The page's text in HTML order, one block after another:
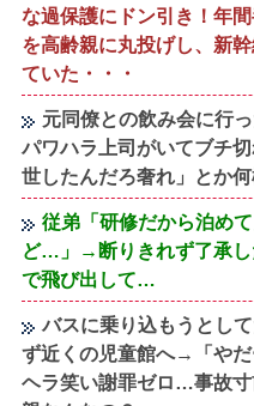
な過保護にドン引き！年
を高齢親に丸投げし、新
ていた・・・
元同僚との飲み会に行
パワハラ上司がいてブチ
世したんだろ奢れ」とか
従弟「研修だから泊め
ど…」→断りきれず了承し
で飛び出して…
バスに乗り込もうとし
ず近くの児童館へ→「や
ヘラ笑い謝罪ゼロ…事故